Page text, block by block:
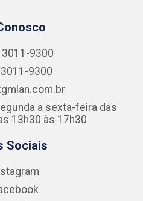
3011-9300
9300
a sexta-feira das
13h30 às 17h30
Sociais